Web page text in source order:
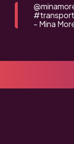
- Mina